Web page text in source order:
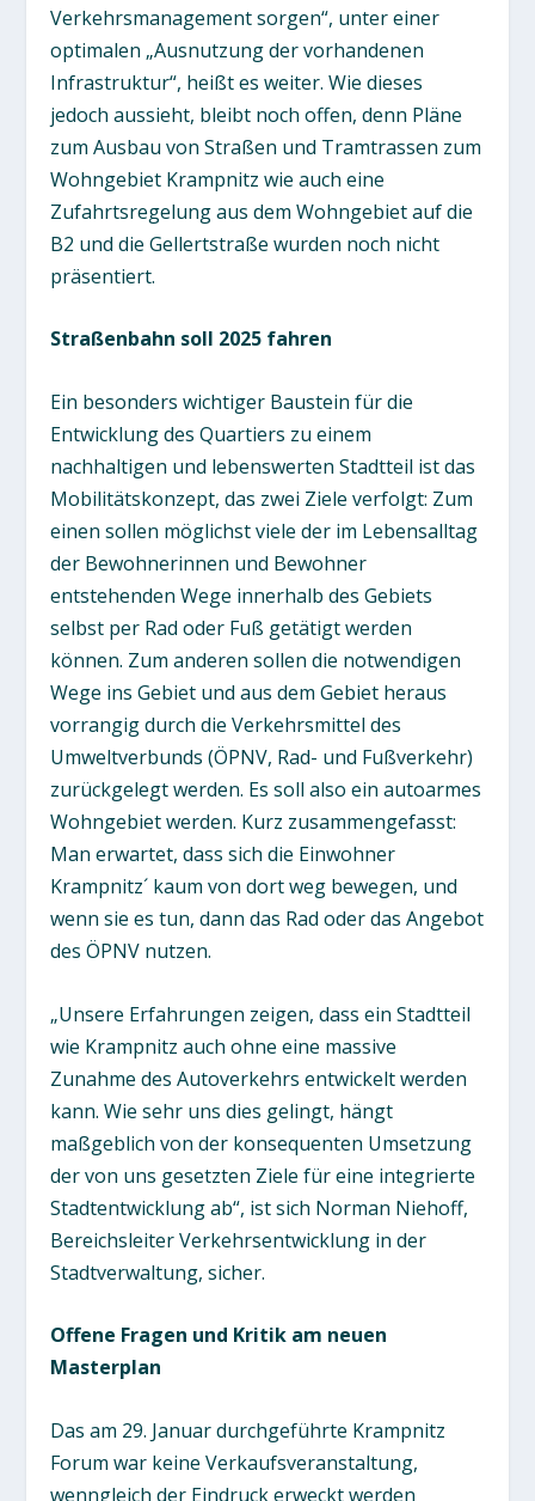
Verkehrsmanagement sorgen“, unter einer
optimalen „Ausnutzung der vorhandenen
Infrastruktur“, heißt es weiter. Wie dieses
jedoch aussieht, bleibt noch offen, denn Pläne
zum Ausbau von Straßen und Tramtrassen zum
Wohngebiet Krampnitz wie auch eine
Zufahrtsregelung aus dem Wohngebiet auf die
B2 und die Gellertstraße wurden noch nicht
präsentiert.
Straßenbahn soll 2025 fahren
Ein besonders wichtiger Baustein für die
Entwicklung des Quartiers zu einem
nachhaltigen und lebenswerten Stadtteil ist das
Mobilitätskonzept, das zwei Ziele verfolgt: Zum
einen sollen möglichst viele der im Lebensalltag
der Bewohnerinnen und Bewohner
entstehenden Wege innerhalb des Gebiets
selbst per Rad oder Fuß getätigt werden
können. Zum anderen sollen die notwendigen
Wege ins Gebiet und aus dem Gebiet heraus
vorrangig durch die Verkehrsmittel des
Umweltverbunds (ÖPNV, Rad- und Fußverkehr)
zurückgelegt werden. Es soll also ein autoarmes
Wohngebiet werden. Kurz zusammengefasst:
Man erwartet, dass sich die Einwohner
Krampnitz´ kaum von dort weg bewegen, und
wenn sie es tun, dann das Rad oder das Angebot
des ÖPNV nutzen.
„Unsere Erfahrungen zeigen, dass ein Stadtteil
wie Krampnitz auch ohne eine massive
Zunahme des Autoverkehrs entwickelt werden
kann. Wie sehr uns dies gelingt, hängt
maßgeblich von der konsequenten Umsetzung
der von uns gesetzten Ziele für eine integrierte
Stadtentwicklung ab“, ist sich Norman Niehoff,
Bereichsleiter Verkehrsentwicklung in der
Stadtverwaltung, sicher.
Offene Fragen und Kritik am neuen
Masterplan
Das am 29. Januar durchgeführte Krampnitz
Forum war keine Verkaufsveranstaltung,
wenngleich der Eindruck erweckt werden